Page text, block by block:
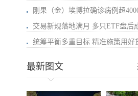
刚果（金）埃博拉确诊病例超
交易新规落地满月 多只ETF盘后
统筹平衡多重目标 精准施策用好
最新图文